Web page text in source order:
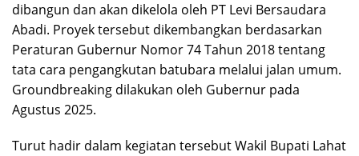
dibangun dan akan dikelola oleh PT Levi Bersaudara
Abadi. Proyek tersebut dikembangkan berdasarkan
Peraturan Gubernur Nomor 74 Tahun 2018 tentang
tata cara pengangkutan batubara melalui jalan umum.
Groundbreaking dilakukan oleh Gubernur pada
Agustus 2025.
Turut hadir dalam kegiatan tersebut Wakil Bupati Lahat